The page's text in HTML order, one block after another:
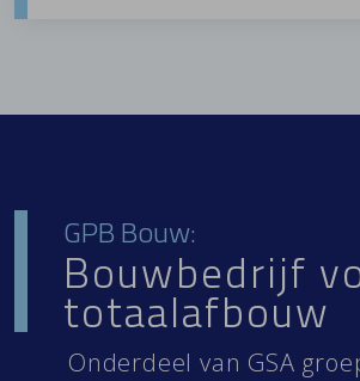
GPB Bouw:
Bouwbedrijf
totaalafbouw
Onderdeel van GSA